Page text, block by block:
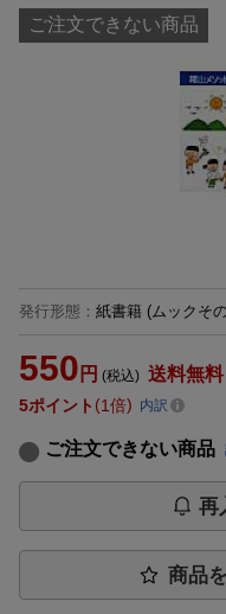
ご注文できない商品
発行形態 ： 紙書籍 (ムックそ
550 円 (税込) 送料無料
5ポイント 1倍 内訳
ご注文できない商品
再
商品